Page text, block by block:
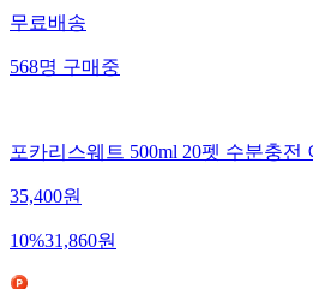
무료배송
568명구매중
포카리스웨트 500ml 20펫 수분충전
35,400원
10%31,860원